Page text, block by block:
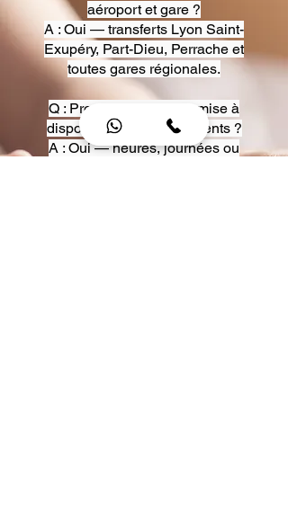
aéroport et gare ?
A : Oui — transferts Lyon Saint-
Exupéry, Part-Dieu, Perrache et
toutes gares régionales.
Q : Proposez-vous une mise à
disposition pour événements ?
A : Oui — heures, journées ou